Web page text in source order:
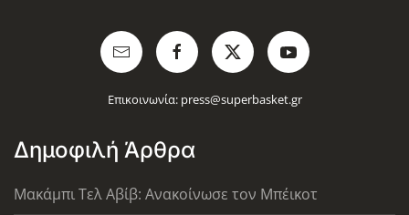
Επικοινωνία: press@superbasket.gr
Δημοφιλή Άρθρα
Μακάμπι Τελ Αβίβ: Ανακοίνωσε τον Μπέικοτ